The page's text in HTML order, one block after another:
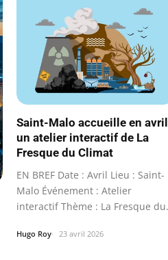
Saint-Malo accueille en avril
un atelier interactif de La
Fresque du Climat
EN BREF Date : Avril Lieu : Saint-
Malo Événement : Atelier
interactif Thème : La Fresque du
Hugo Roy 23 avril 2026